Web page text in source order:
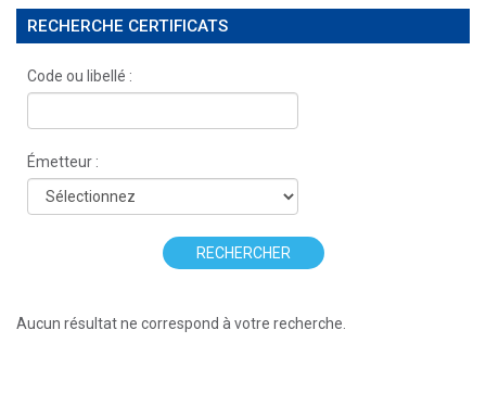
RECHERCHE CERTIFICATS
Code ou libellé :
Émetteur :
RECHERCHER
Aucun résultat ne correspond à votre recherche.